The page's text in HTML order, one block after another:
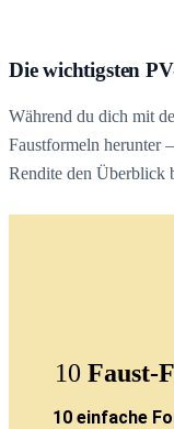
Die wichtigsten
Während du dich mit
Faustformeln herunter
Rendite den Überblick
10 Faust-
10 einfache